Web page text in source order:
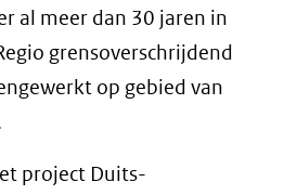
al meer dan 30 jaren in
grensoverschrijdend
op gebied van
project Duits-